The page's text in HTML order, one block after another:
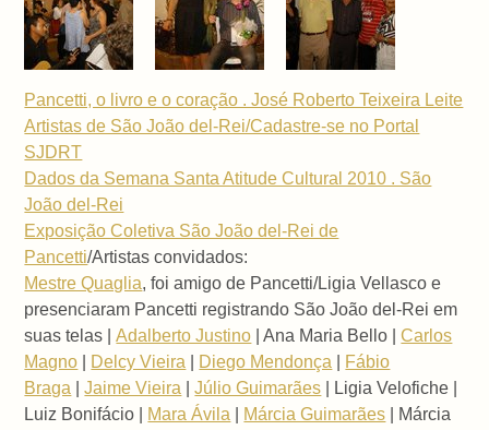
Pancetti, o livro e o coração . José Roberto Teixeira Leite
Artistas de São João del-Rei/Cadastre-se no Portal
SJDRT
Dados da Semana Santa Atitude Cultural 2010 . São
João del-Rei
Exposição Coletiva São João del-Rei de
Pancetti/Artistas convidados:
Mestre Quaglia, foi amigo de Pancetti/Ligia Vellasco e
presenciaram Pancetti registrando São João del-Rei em
suas telas |Adalberto Justino | Ana Maria Bello |Carlos
Magno
Delcy Vieira Diego Mendonça
Fábio
Braga |Jaime Vieira |Júlio Guimarães | Ligia Velofiche |
Luiz Bonifácio | Mara Ávila Márcia Guimarães | Márcia